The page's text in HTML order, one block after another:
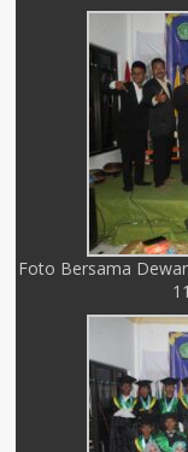
Foto Bersama